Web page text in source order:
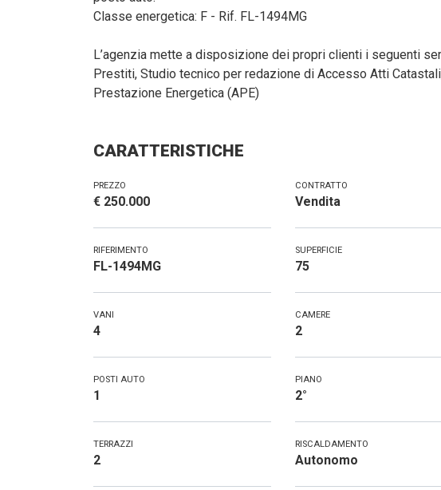
Classe energetica: F - Rif. FL-1494MG
L’agenzia mette a disposizione dei propri clienti i seguenti
Prestiti, Studio tecnico per redazione di Accesso Atti
Prestazione Energetica (APE)
CARATTERISTICHE
PREZZO
€ 250.000
CONTRATTO
Vendita
RIFERIMENTO
FL-1494MG
SUPERFICIE
75
VANI
4
CAMERE
2
POSTI AUTO
1
PIANO
2°
TERRAZZI
2
RISCALDAMENTO
Autonomo